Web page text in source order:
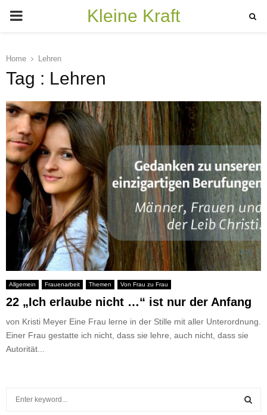
PRIMARY
Kleine Kraft
Home Lehren
Tag : Lehren
Allgemein Frauenarbeit Themen Von Frau zu Frau
22 „Ich erlaube nicht …“ ist nur der Anfang
von Kristi Meyer Eine Frau lerne in der Stille mit aller Unterordnung.
Einer Frau gestatte ich nicht, dass sie lehre, auch nicht, dass sie
Autorität...